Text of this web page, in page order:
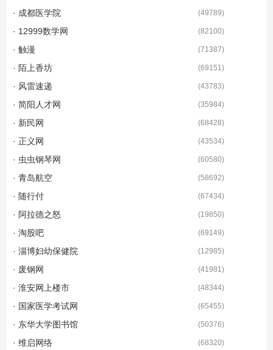
· 成都医学院 (49789)
· 12999数学网 (82100)
· 触漫 (71387)
· 陌上香坊 (69151)
· 风雷速递 (43783)
· 简阳人才网 (35984)
· 新民网 (68428)
· 正义网 (43534)
· 虫虫钢琴网 (60580)
· 青岛航空 (58692)
· 随行付 (67434)
· 阿拉德之怒 (19850)
· 淘股吧 (69149)
· 淄博妇幼保健院 (12985)
· 废钢网 (41981)
· 淮安网上楼市 (48344)
· 国家医学考试网 (65455)
· 东华大学图书馆 (50376)
· 维启网络 (68320)